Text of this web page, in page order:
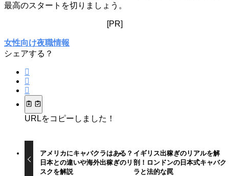
最高のスタートを切りましょう。
[PR]
女性向け夜職情報
シェアする？
URLをコピーしました！
アメリカにキャバクラはある？
日本との違いや海外出稼ぎのリ
スクを解説
イギリス出稼ぎのリアルを解
剖！ロンドンの日本式キャバク
ラと法的な罠